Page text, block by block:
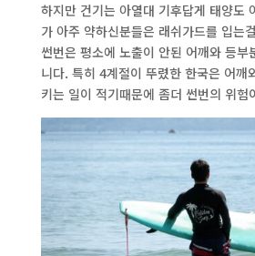
하지만 건기는 아열대 기후답게 태양도
가 아주 약하신분들은 래쉬가드를 입는
썬번은 평소에 노출이 안된 어깨와 등부
니다. 특히 4계절이 뚜렸한 한국은 어깨
키는 일이 적기때문에 좀더 썬번의 위험